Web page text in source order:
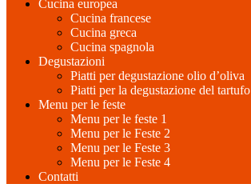
Cucina europea
Cucina francese
Cucina greca
Cucina spagnola
Degustazioni
Piatti per degustazione olio d’oliva
Piatti per la degustazione del tartufo
Menu per le feste
Menu per le feste 1
Menu per le Feste 2
Menu per le Feste 3
Menu per le Feste 4
Contatti